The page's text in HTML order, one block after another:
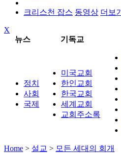
크리스천 잡스 동영상 더보기
X
뉴스
기독교
정치
사회
국제
미국교회
한인교회
한국교회
세계교회
교회주소록
Home > 설교 > 모든 세대의 회개